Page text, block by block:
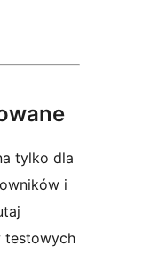
tylko dla
i
testowych